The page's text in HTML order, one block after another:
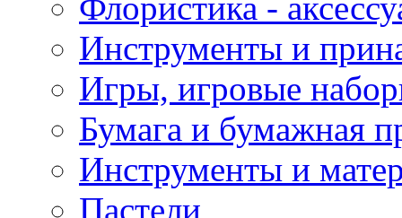
Инструменты и
Игры, игровые
Бумага и бумажная
Инструменты и
Пастели